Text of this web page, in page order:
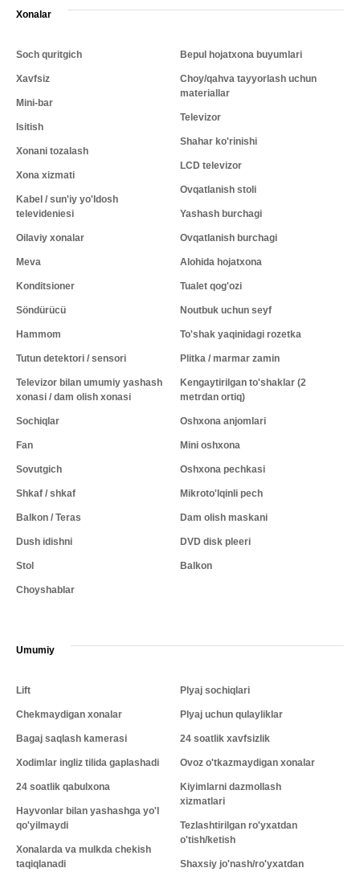
Xonalar
Soch quritgich
Xavfsiz
Mini-bar
Isitish
Xonani tozalash
Xona xizmati
Kabel / sun'iy yo'ldosh
televideniesi
Oilaviy xonalar
Meva
Konditsioner
Söndürücü
Hammom
Tutun detektori / sensori
Televizor bilan umumiy yashash
xonasi / dam olish xonasi
Sochiqlar
Fan
Sovutgich
Shkaf / shkaf
Balkon / Teras
Dush idishni
Stol
Choyshablar
Bepul hojatxona buyumlari
Choy/qahva tayyorlash uchun
materiallar
Televizor
Shahar ko'rinishi
LCD televizor
Ovqatlanish stoli
Yashash burchagi
Ovqatlanish burchagi
Alohida hojatxona
Tualet qog'ozi
Noutbuk uchun seyf
To'shak yaqinidagi rozetka
Plitka / marmar zamin
Kengaytirilgan to'shaklar (2
metrdan ortiq)
Oshxona anjomlari
Mini oshxona
Oshxona pechkasi
Mikroto'lqinli pech
Dam olish maskani
DVD disk pleeri
Balkon
Umumiy
Lift
Chekmaydigan xonalar
Bagaj saqlash kamerasi
Xodimlar ingliz tilida gaplashadi
24 soatlik qabulxona
Hayvonlar bilan yashashga yo'l
qo'yilmaydi
Xonalarda va mulkda chekish
taqiqlanadi
Plyaj sochiqlari
Plyaj uchun qulayliklar
24 soatlik xavfsizlik
Ovoz o'tkazmaydigan xonalar
Kiyimlarni dazmollash
xizmatlari
Tezlashtirilgan ro'yxatdan
o'tish/ketish
Shaxsiy jo'nash/ro'yxatdan